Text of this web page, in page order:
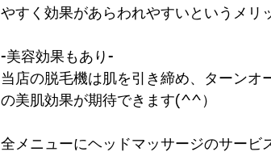
やすく効果があらわれやすいというメリ
-美容効果もあり-
当店の脱毛機は肌を引き締め、ターン
の美肌効果が期待できます(^^）
全メニューにヘッドマッサージのサービ